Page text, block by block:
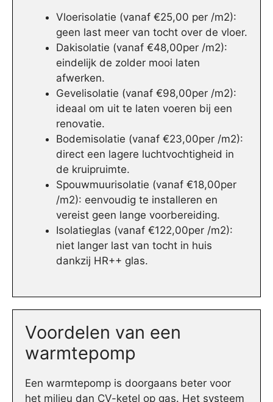
Vloerisolatie (vanaf €25,00 per /m2):
geen last meer van tocht over de vloer.
Dakisolatie (vanaf €48,00per /m2):
eindelijk de zolder mooi laten
afwerken.
Gevelisolatie (vanaf €98,00per /m2):
ideaal om uit te laten voeren bij een
renovatie.
Bodemisolatie (vanaf €23,00per /m2):
direct een lagere luchtvochtigheid in
de kruipruimte.
Spouwmuurisolatie (vanaf €18,00per
/m2): eenvoudig te installeren en
vereist geen lange voorbereiding.
Isolatieglas (vanaf €122,00per /m2):
niet langer last van tocht in huis
dankzij HR++ glas.
Voordelen van een
warmtepomp
Een warmtepomp is doorgaans beter voor
het milieu dan CV-ketel op gas. Het systeem